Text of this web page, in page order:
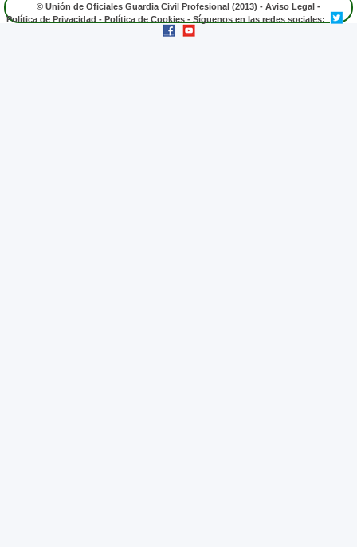
© Unión de Oficiales Guardia Civil Profesional (2013) - Aviso Legal -
Política de Privacidad - Política de Cookies - Síguenos en las redes sociales: